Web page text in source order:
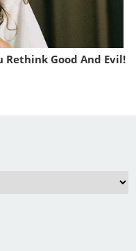
Rethink Good And Evil!